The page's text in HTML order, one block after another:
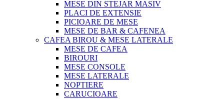
MESE DIN STEJAR MASIV
PLACI DE EXTENSIE
PICIOARE DE MESE
MESE DE BAR & CAFENEA
CAFEA BIROU & MESE LATERALE
MESE DE CAFEA
BIROURI
MESE CONSOLE
MESE LATERALE
NOPTIERE
CARUCIOARE